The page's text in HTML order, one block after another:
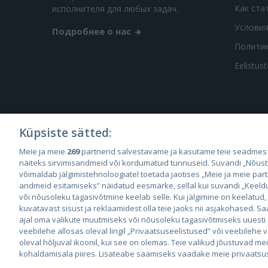
исполнителя для любых задач.
Подробнее о нас
Как
© 2026 GetaPro. Все права защищены.
Küpsiste sätted:
Meie ja meie 269partnerid salvestavame ja kasutame teie
näiteks sirvimisandmeid või kordumatuid tunnuseid. Suvandi
võimaldab jälgimistehnoloogiatel toetada jaotises „Meie ja meie
andmeid esitamiseks” näidatud eesmärke, sellal kui suvandi
või nõusoleku tagasivõtmine keelab selle. Kui jälgimine on
kuvatavast sisust ja reklaamidest olla teie jaoks nii asjakohased.
ajal oma valikute muutmiseks või nõusoleku tagasivõtmiseks
veebilehe allosas oleval lingil „Privaatsuseelistused” või veebilehe
oleval hõljuval ikoonil, kui see on olemas. Teie valikud jõustuvad
kohaldamisala piires. Lisateabe saamiseks vaadake meie